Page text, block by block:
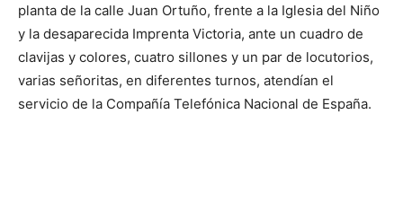
planta de la calle Juan Ortuño, frente a la Iglesia del Niño
y la desaparecida Imprenta Victoria, ante un cuadro de
clavijas y colores, cuatro sillones y un par de locutorios,
varias señoritas, en diferentes turnos, atendían el
servicio de la Compañía Telefónica Nacional de España.